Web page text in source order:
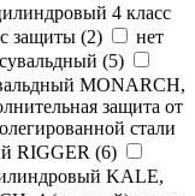
4 класс
защиты (2)
нет
(5)
MONARCH,
защита от
стали
RIGGER (6)
KALE,